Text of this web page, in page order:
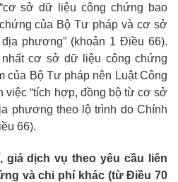
sở dữ liệu công chứng bao
của Bộ Tư pháp và cơ sở
phương” (khoản 1 Điều 66).
cơ sở dữ liệu công chứng
của Bộ Tư pháp nên Luật Công
việc “tích hợp, đồng bộ từ cơ sở
phương theo lộ trình do Chính
66).
giá dịch vụ theo yêu cầu liên
và chi phí khác (từ Điều 70